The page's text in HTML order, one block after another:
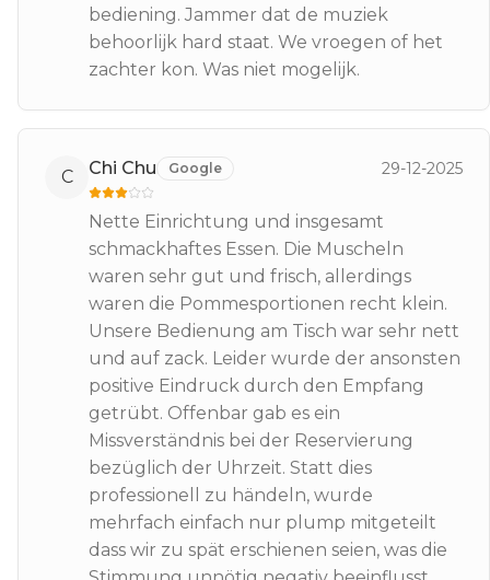
bediening. Jammer dat de muziek
behoorlijk hard staat. We vroegen of het
zachter kon. Was niet mogelijk.
C Chi Chu Google 29-12-2025
Nette Einrichtung und insgesamt
schmackhaftes Essen. Die Muscheln
waren sehr gut und frisch, allerdings
waren die Pommesportionen recht klein.
Unsere Bedienung am Tisch war sehr nett
und auf zack. Leider wurde der ansonsten
positive Eindruck durch den Empfang
getrübt. Offenbar gab es ein
Missverständnis bei der Reservierung
bezüglich der Uhrzeit. Statt dies
professionell zu händeln, wurde
mehrfach einfach nur plump mitgeteilt
dass wir zu spät erschienen seien, was die